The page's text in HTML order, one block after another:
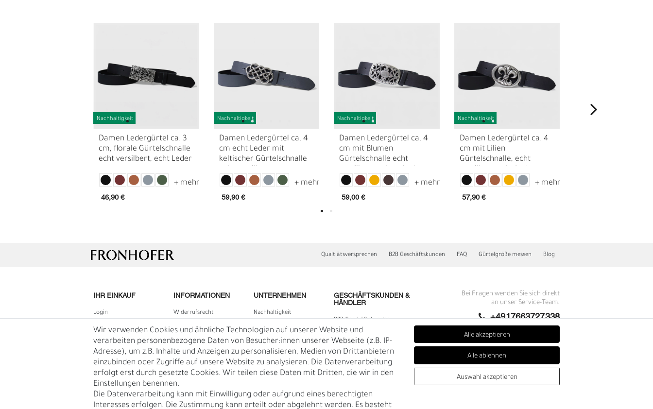
Ü D
O
N
E
Nachhaltigkeit
Damen Ledergürtel ca. 3
cm, florale Gürtelschnalle
echt versilbert, echt Leder
46,90 €
Nachhaltigkeit
Damen Ledergürtel ca. 4
cm echt Leder mit
keltischer Gürtelschnalle
59,90 €
Nachhaltigkeit
Damen Ledergürtel ca. 4
cm mit Blumen
Gürtelschnalle echt
59,00 €
Nachhaltigkeit
Damen Ledergürtel ca. 4
cm mit Lilien
Gürtelschnalle, echt
57,90 €
Qualtiätsversprechen B2B Geschäftskunden FAQ Gürtelgröße messen Blog
IHR EINKAUF
Login
B2B Login
Registrieren
Wunschliste
Warenkorb
Kasse
INFORMATIONEN
Widerrufs­recht
Impressum
Daten­schutz­erklärung
AGB
Blog
Vertrag
widerrufen
UNTERNEHMEN
Nachhaltigkeit
Kontakt
Über uns
Rückgabe
Gürtelgröße messen
GESCHÄFTSKUNDEN &
HÄNDLER
B2B Geschäftskunden
Bei Fragen wenden Sie sich direkt
an unser Service-Team.
+4917663727338
Montag - Freitag, 09:00 - 14:00
info@fronhofer.com
Gürtelmanufaktur Fronhofer,
93053 Regensburg, Nelkenweg 3b
Wir verwenden Cookies und ähnliche Technologien auf unserer Website und
verarbeiten personenbezogene Daten von Besucher:innen unserer Webseite (z.B. IP-
Adresse), um z.B. Inhalte und Anzeigen zu personalisieren, Medien von Drittanbietern
einzubinden oder Zugriffe auf unsere Website zu analysieren. Die Datenverarbeitung
erfolgt erst durch gesetzte Cookies. Wir teilen diese Daten mit Dritten, die wir in den
Einstellungen benennen.
Die Datenverarbeitung kann mit Einwilligung oder aufgrund eines berechtigten
Interesses erfolgen. Die Zustimmung kann erteilt oder abgelehnt werden. Es besteht
Alle akzeptieren
Alle ablehnen
Auswahl akzeptieren